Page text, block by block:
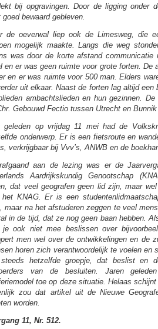
bij opgravingen. Door de ligging onder
goed bewaard gebleven.
de oeverwal liep ook de Limesweg, die
mogelijk maakte. Langs die weg
was door de korte afstand communicatie
en er was geen ruimte voor grote forten. De
en er was ruimte voor 500 man. Elders
uit elkaar. Naast de forten lag altijd een
ambachtslieden en hun gezinnen.
Gebouwd Fectio tussen Utrecht en
geleden op vrijdag 11 mei had de
onderwerp. Er is een fietsroute en
verkrijgbaar bij Vvv’s, ANWB en de
aan de lezing was er de
Aardrijkskundig Genootschap
dat veel geografen geen lid zijn, maar
KNAG. Er is een
maar na het afstuderen zeggen te veel
in de tijd, dat ze nog geen baan hebben.
ook niet mee beslissen over
men wel over de ontwikkelingen en de
horen zich verantwoordelijk te voelen en
hetzelfde groepje, dat beslist en
van de besluiten. Jaren
toe op deze situatie. Helaas
zou dat artikel uit de Nieuwe
worden.
11, Nr. 512.